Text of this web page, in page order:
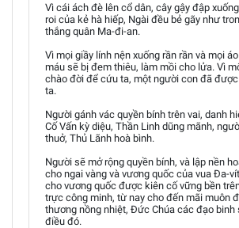
Vì cái ách đè lên cổ dân, cây gậy đập
roi của kẻ hà hiếp, Ngài đều bẻ gãy như
thắng quân Ma-đi-an.
Vì mọi giầy lính nện xuống rần rần và mọi
máu sẽ bị đem thiêu, làm mồi cho lửa. Vì
chào đời để cứu ta, một người con đã
ta.
Người gánh vác quyền bính trên vai, danh
Cố Vấn kỳ diệu, Thần Linh dũng mãnh,
thuở, Thủ Lãnh hoà bình.
Người sẽ mở rộng quyền bính, và lập nền
cho ngai vàng và vương quốc của vua Đa-
cho vương quốc được kiên cố vững bền
trực công minh, từ nay cho đến mãi muôn
thương nồng nhiệt, Đức Chúa các đạo binh
điều đó.